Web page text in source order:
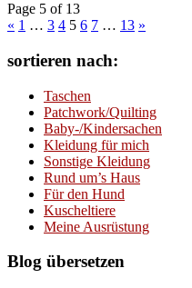
Page 5 of 13
« 1 … 3 4 5 6 7 … 13 »
sortieren nach:
Taschen
Patchwork/Quilting
Baby-/Kindersachen
Kleidung für mich
Sonstige Kleidung
Rund um’s Haus
Für den Hund
Kuscheltiere
Meine Ausrüstung
Blog übersetzen